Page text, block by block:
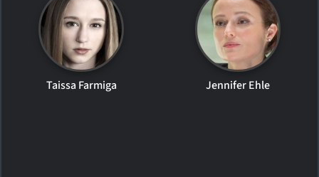
Taissa Farmiga Jennifer Ehle